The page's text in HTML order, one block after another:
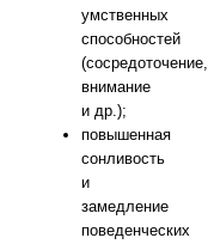
умственных
способностей
(сосредоточение,
внимание
и др.);
повышенная
сонливость
и
замедление
поведенческих